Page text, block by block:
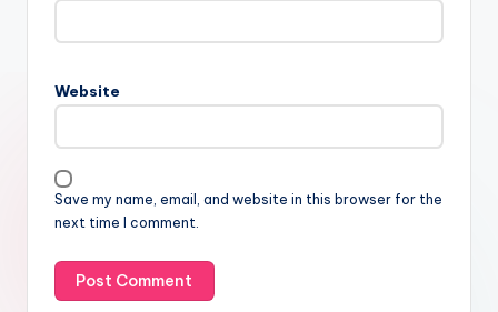
Website
Save my name, email, and website in this browser for the
next time I comment.